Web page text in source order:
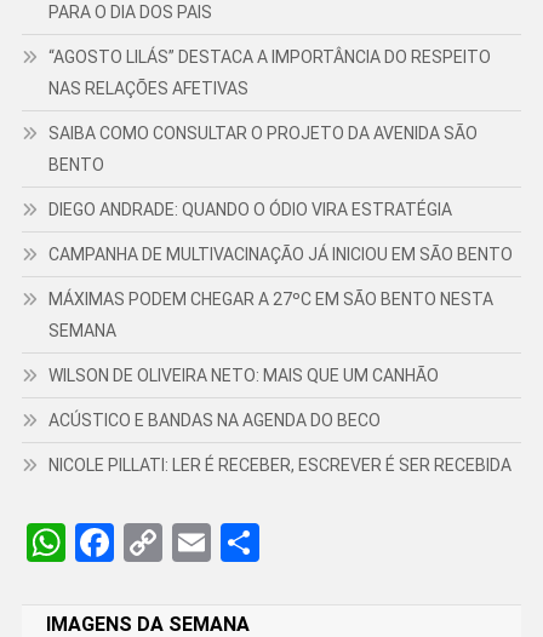
PARA O DIA DOS PAIS
“AGOSTO LILÁS” DESTACA A IMPORTÂNCIA DO RESPEITO
NAS RELAÇÕES AFETIVAS
SAIBA COMO CONSULTAR O PROJETO DA AVENIDA SÃO
BENTO
DIEGO ANDRADE: QUANDO O ÓDIO VIRA ESTRATÉGIA
CAMPANHA DE MULTIVACINAÇÃO JÁ INICIOU EM SÃO BENTO
MÁXIMAS PODEM CHEGAR A 27ºC EM SÃO BENTO NESTA
SEMANA
WILSON DE OLIVEIRA NETO: MAIS QUE UM CANHÃO
ACÚSTICO E BANDAS NA AGENDA DO BECO
NICOLE PILLATI: LER É RECEBER, ESCREVER É SER RECEBIDA
WhatsApp
Facebook
CopyEmailShare
IMAGENS DA SEMANA